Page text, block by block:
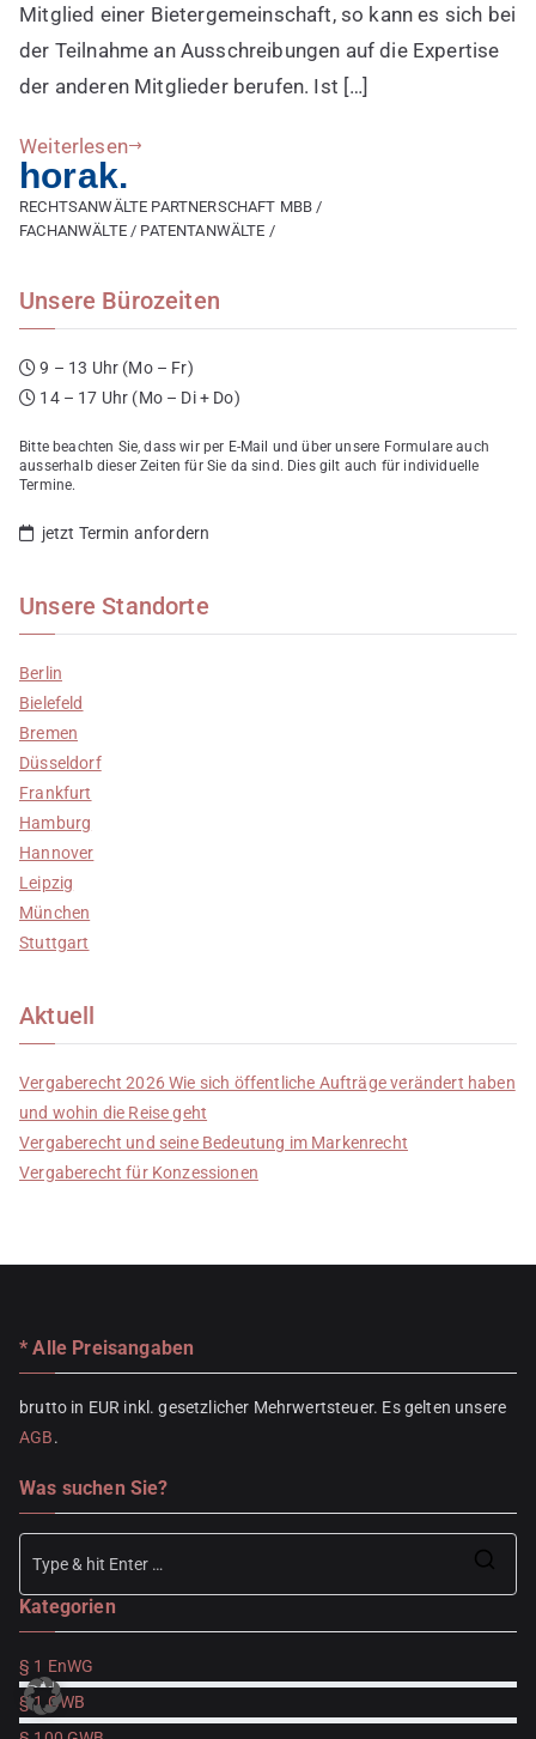
Mitglied einer Bietergemeinschaft, so kann es sich bei
der Teilnahme an Ausschreibungen auf die Expertise
der anderen Mitglieder berufen. Ist […]
Weiterlesen
horak.
RECHTSANWÄLTE PARTNERSCHAFT MBB /
FACHANWÄLTE / PATENTANWÄLTE /
Unsere Bürozeiten
9 – 13 Uhr (Mo – Fr)
14 – 17 Uhr (Mo – Di + Do)
Bitte beachten Sie, dass wir per E-Mail und über unsere Formulare auch
ausserhalb dieser Zeiten für Sie da sind. Dies gilt auch für individuelle
Termine.
jetzt Termin anfordern
Unsere Standorte
Berlin
Bielefeld
Bremen
Düsseldorf
Frankfurt
Hamburg
Hannover
Leipzig
München
Stuttgart
Aktuell
Vergaberecht 2026 Wie sich öffentliche Aufträge verändert haben
und wohin die Reise geht
Vergaberecht und seine Bedeutung im Markenrecht
Vergaberecht für Konzessionen
* Alle Preisangaben
brutto in EUR inkl. gesetzlicher Mehrwertsteuer. Es gelten unsere
AGB.
Was suchen Sie?
Kategorien
§ 1 EnWG
§ 1 GWB